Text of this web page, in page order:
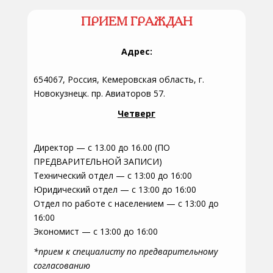
ПРИЕМ ГРАЖДАН
Адрес:
654067, Россия, Кемеровская область, г.
Новокузнецк. пр. Авиаторов 57.
Четверг
Директор — с 13.00 до 16.00 (ПО
ПРЕДВАРИТЕЛЬНОЙ ЗАПИСИ)
Технический отдел — с 13:00 до 16:00
Юридический отдел — с 13:00 до 16:00
Отдел по работе с населением — с 13:00 до
16:00
Экономист — с 13:00 до 16:00
*прием к специалисту по предварительному
согласованию